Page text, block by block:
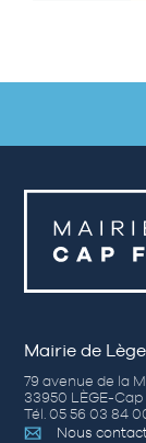
Mairie de
79 avenue de la
33950 LÈGE-Cap
Tél. 05 56 03 84
Nous